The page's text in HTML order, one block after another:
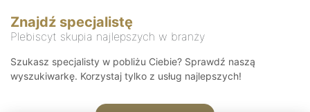
Znajdź specjalistę
Plebiscyt skupia najlepszych w branży
Szukasz specjalisty w pobliżu Ciebie? Sprawdź naszą
wyszukiwarkę. Korzystaj tylko z usług najlepszych!